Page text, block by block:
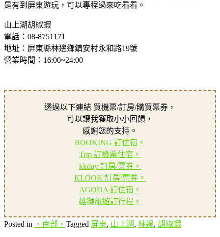
是有到屏東遊玩，可以專程過來吃看看。
山上湖胡椒蝦
電話：08-8751171
地址：屏東縣林邊鄉鎮安村永和路19號
營業時間：16:00~24:00
透過以下連結 買機票/訂房/購買票券，
可以讓我獲取小小回饋，
感謝您的支持。
BOOKING 訂住宿。
Trip 訂機票住宿。
kkday 訂房/票券。
KLOOK 訂房/票券。
AGODA 訂住宿。
雄獅旅遊訂行程。
Posted in ‧南部‧ Tagged 屏東, 山上湖, 林邊, 胡椒蝦